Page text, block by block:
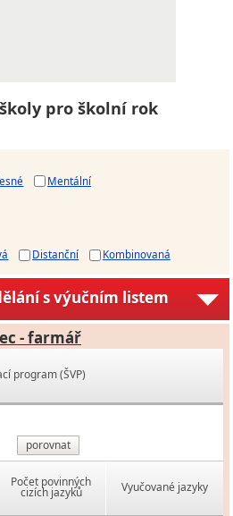
pro školní rok
Mentální
Distanční Kombinovaná
s výučním listem
- farmář
program (ŠVP)
porovnat
Počet povinných
cizích jazyků Vyučované jazyky